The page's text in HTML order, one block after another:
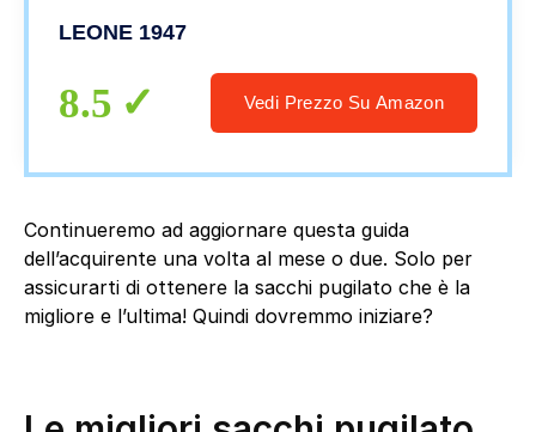
LEONE 1947
8.5 Vedi Prezzo Su Amazon
Continueremo ad aggiornare questa guida
dell’acquirente una volta al mese o due. Solo per
assicurarti di ottenere la sacchi pugilato che è la
migliore e l’ultima! Quindi dovremmo iniziare?